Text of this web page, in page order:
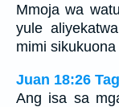
Mmoja wa
yule
mimi
Juan 18:26
Ang isa sa